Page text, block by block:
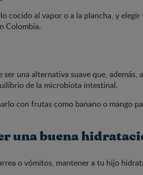
cocido al vapor o a la plancha, y
Colombia.
ser una alternativa suave que,
de la microbiota intestinal.
con frutas como banano o mango
una buena
o vómitos, mantener a tu hijo